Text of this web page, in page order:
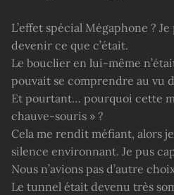
L’effet spécial Mégaphone ?
devenir ce que c’était.
Le bouclier en lui-même
pouvait se comprendre au vu
Et pourtant… pourquoi cette
chauve-souris » ?
Cela me rendit méfiant, alors
silence environnant. Je pus
Nous n’avions pas d’autre
Le tunnel était devenu très